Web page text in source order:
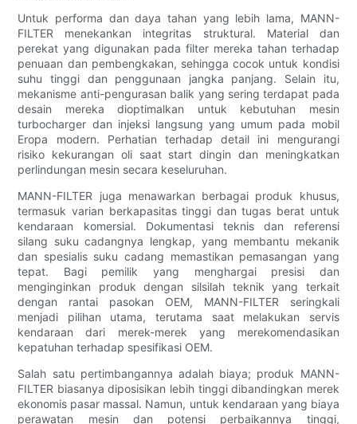
Untuk performa dan daya tahan yang lebih lama, MANN-
FILTER menekankan integritas struktural. Material dan
perekat yang digunakan pada filter mereka tahan terhadap
penuaan dan pembengkakan, sehingga cocok untuk kondisi
suhu tinggi dan penggunaan jangka panjang. Selain itu,
mekanisme anti-pengurasan balik yang sering terdapat pada
desain mereka dioptimalkan untuk kebutuhan mesin
turbocharger dan injeksi langsung yang umum pada mobil
Eropa modern. Perhatian terhadap detail ini mengurangi
risiko kekurangan oli saat start dingin dan meningkatkan
perlindungan mesin secara keseluruhan.
MANN-FILTER juga menawarkan berbagai produk khusus,
termasuk varian berkapasitas tinggi dan tugas berat untuk
kendaraan komersial. Dokumentasi teknis dan referensi
silang suku cadangnya lengkap, yang membantu mekanik
dan spesialis suku cadang memastikan pemasangan yang
tepat. Bagi pemilik yang menghargai presisi dan
menginginkan produk dengan silsilah teknik yang terkait
dengan rantai pasokan OEM, MANN-FILTER seringkali
menjadi pilihan utama, terutama saat melakukan servis
kendaraan dari merek-merek yang merekomendasikan
kepatuhan terhadap spesifikasi OEM.
Salah satu pertimbangannya adalah biaya; produk MANN-
FILTER biasanya diposisikan lebih tinggi dibandingkan merek
ekonomis pasar massal. Namun, untuk kendaraan yang biaya
perawatan mesin dan potensi perbaikannya tinggi,